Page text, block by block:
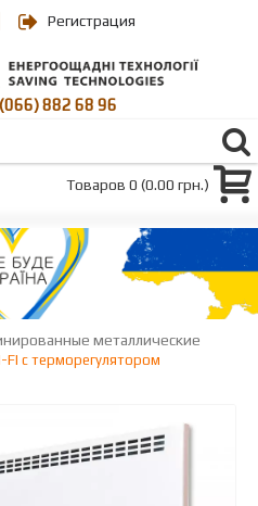
Регистрация
(066) 882 68 96
Товаров 0 (0.00 грн.)
металлические
FI с терморегулятором